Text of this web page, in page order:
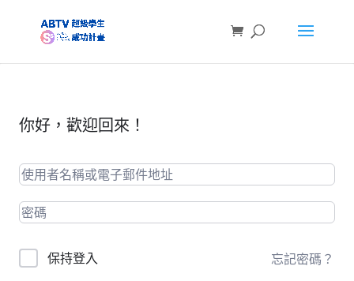
你好，歡迎回來！
保持登入 忘記密碼？